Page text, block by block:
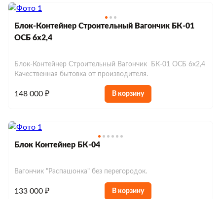
Блок-Контейнер Строительный Вагончик БК-01
ОСБ 6х2,4
Блок-Контейнер Строительный Вагончик БК-01 ОСБ 6х2,4
Качественная бытовка от производителя.
148 000 ₽ В корзину
Блок Контейнер БК-04
Вагончик "Распашонка" без перегородок.
133 000 ₽ В корзину